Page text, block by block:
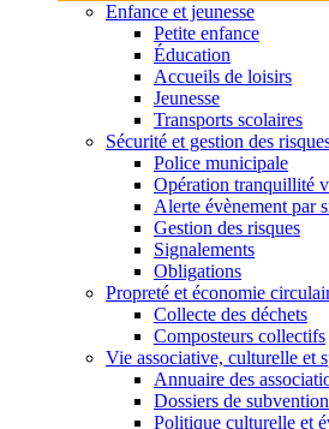
Enfance et jeunesse
Petite enfance
Éducation
Accueils de loisirs
Jeunesse
Transports scolaires
Sécurité et gestion des
Police municipale
Opération tranquillité
Alerte évènement par
Gestion des risques
Signalements
Obligations
Propreté et économie
Collecte des déchets
Composteurs collectifs
Vie associative, culturelle et
Annuaire des
Dossiers de
Politique culturelle et